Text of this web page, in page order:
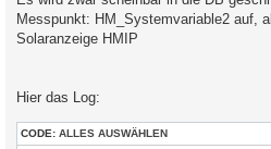
Messpunkt: HM_Systemvariable2 auf,
Solaranzeige HMIP
Hier das Log:
CODE: ALLES AUSWÄHLEN